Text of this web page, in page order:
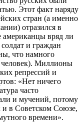
Этот факт наряду
стран (а именно
отразился в
американцы вряд ли
и граждан
что намного
Миллионы
репрессий и
«Нет ничего
часто
и мучений, потому
и в Советском Союзе,
времени».